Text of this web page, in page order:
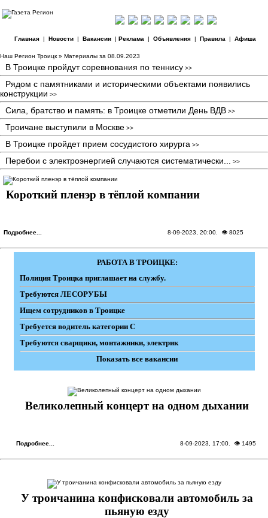
Главная| Новости| Вакансии| Реклама | Объявления| Правила | Афиша
Наш Регион Троицк » Материалы за 08.09.2023
В Троицке пройдут соревнования по теннису >>
Рядом с памятниками и историческими объектами появились
конструкции >>
Сила, братство и память: в Троицке отметили День ВДВ >>
Троичане выступили в Москве >>
В Троицке пройдет прием сосудистого хирурга >>
Перебои с электроэнергией случаются систематически... >>
Короткий пленэр в тёплой компании
Подробнее... 8-09-2023, 20:00 . 👁 8025
РАБОТА В ТРОИЦКЕ:
Полиция Троицка приглашает на службу.
Требуются ЛЕСОРУБЫ
Ищем сотрудников в Троицке
Требуется водитель категории С
Требуются сварщики, монтажники, электрик
Показать все вакансии
Великолепный концерт на одном дыхании
Подробнее... 8-09-2023, 17:00. 👁 1495
У троичанина конфисковали автомобиль за
пьяную езду